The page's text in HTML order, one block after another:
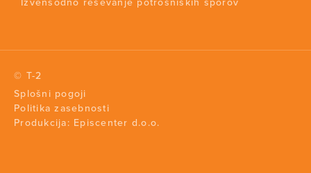
Izvensodno reševanje potrošniških sporov
© T-2
Splošni pogoji
Politika zasebnosti
Produkcija: Episcenter d.o.o.